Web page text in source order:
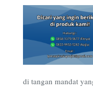
di tangan mandat